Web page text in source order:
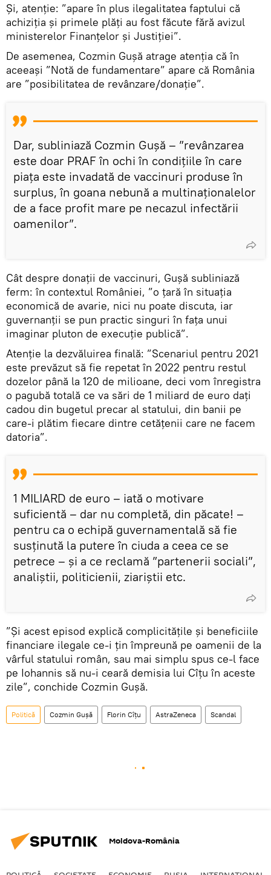
Și, atenție: ”apare în plus ilegalitatea faptului că
achiziția și primele plăți au fost făcute fără avizul
ministerelor Finanțelor și Justiției”.
De asemenea, Cozmin Gușă atrage atenția că în
aceeași ”Notă de fundamentare” apare că România
are ”posibilitatea de revânzare/donație”.
Dar, subliniază Cozmin Gușă – ”revânzarea
este doar PRAF în ochi în condițiile în care
piața este invadată de vaccinuri produse în
surplus, în goana nebună a multinaționalelor
de a face profit mare pe necazul infectării
oamenilor”.
Cât despre donații de vaccinuri, Gușă subliniază
ferm: în contextul României, ”o țară în situația
economică de avarie, nici nu poate discuta, iar
guvernanții se pun practic singuri în fața unui
imaginar pluton de execuție publică”.
Atenție la dezvăluirea finală: ”Scenariul pentru 2021
este prevăzut să fie repetat în 2022 pentru restul
dozelor până la 120 de milioane, deci vom înregistra
o pagubă totală ce va sări de 1 miliard de euro dați
cadou din bugetul precar al statului, din banii pe
care-i plătim fiecare dintre cetățenii care ne facem
datoria”.
1 MILIARD de euro – iată o motivare
suficientă – dar nu completă, din păcate! –
pentru ca o echipă guvernamentală să fie
susținută la putere în ciuda a ceea ce se
petrece – și a ce reclamă ”partenerii sociali”,
analiștii, politicienii, ziariștii etc.
”Și acest episod explică complicitățile și beneficiile
financiare ilegale ce-i țin împreună pe oamenii de la
vârful statului român, sau mai simplu spus ce-l face
pe Iohannis să nu-i ceară demisia lui Cîțu în aceste
zile”, conchide Cozmin Gușă.
Politică Cozmin Gușă Florin Cîţu AstraZeneca Scandal
Moldova-România